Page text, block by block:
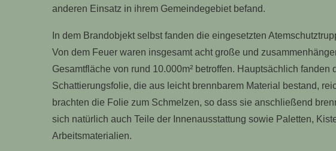
anderen Einsatz in ihrem Gemeindegebiet befand.
In dem Brandobjekt selbst fanden die eingesetzten
Von dem Feuer waren insgesamt acht große und
Gesamtfläche von rund 10.000m² betroffen. Hauptsächlich
Schattierungsfolie, die aus leicht brennbarem Material bestand,
brachten die Folie zum Schmelzen, so dass sie anschließend
sich natürlich auch Teile der Innenausstattung sowie Paletten,
Arbeitsmaterialien.